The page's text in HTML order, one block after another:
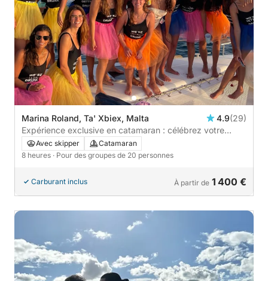
Marina Roland, Ta' Xbiex, Malta 4.9(29)
Expérience exclusive en catamaran : célébrez votre
occasion spéciale en mer
Avec skipper
Catamaran
8 heures · Pour des groupes de 20 personnes
Carburant inclus À partir de 1 400 €